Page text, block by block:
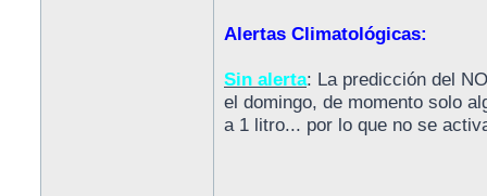
Alertas Climatológicas:
Sin alerta: La predicción del
el domingo, de momento solo
a 1 litro... por lo que no se